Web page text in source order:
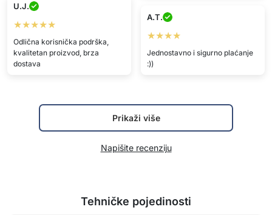
U.J.
★★★★★
Odlična korisnička podrška,
kvalitetan proizvod, brza
dostava
A.T.
★★★★
Jednostavno i sigurno plaćanje
:))
Prikaži više
Napišite recenziju
Tehničke pojedinosti